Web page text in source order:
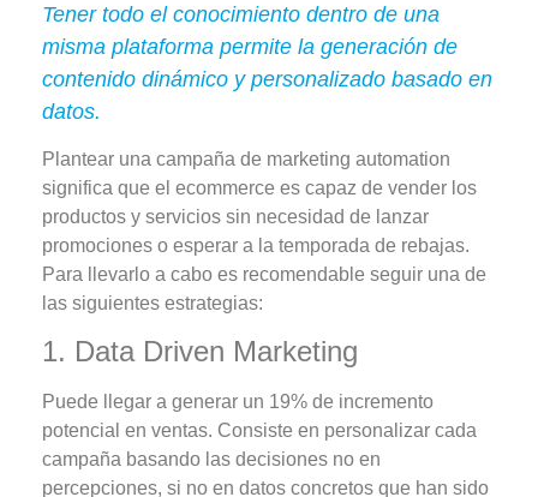
Tener todo el conocimiento dentro de una
misma plataforma permite la generación de
contenido dinámico y personalizado basado en
datos.
Plantear una campaña de marketing automation
significa que el ecommerce es capaz de vender los
productos y servicios sin necesidad de lanzar
promociones o esperar a la temporada de rebajas.
Para llevarlo a cabo es recomendable seguir una de
las siguientes estrategias:
1. Data Driven Marketing
Puede llegar a generar un 19% de incremento
potencial en ventas. Consiste en personalizar cada
campaña basando las decisiones no en
percepciones, si no en datos concretos que han sido